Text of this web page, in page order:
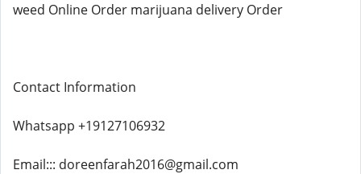
weed Online Order marijuana delivery Order
Contact Information
Whatsapp +19127106932
Email::: doreenfarah2016@gmail.com